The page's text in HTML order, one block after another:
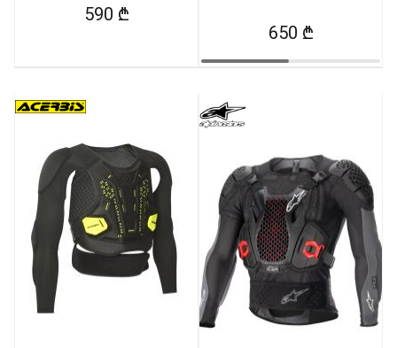
590 ₾
650 ₾